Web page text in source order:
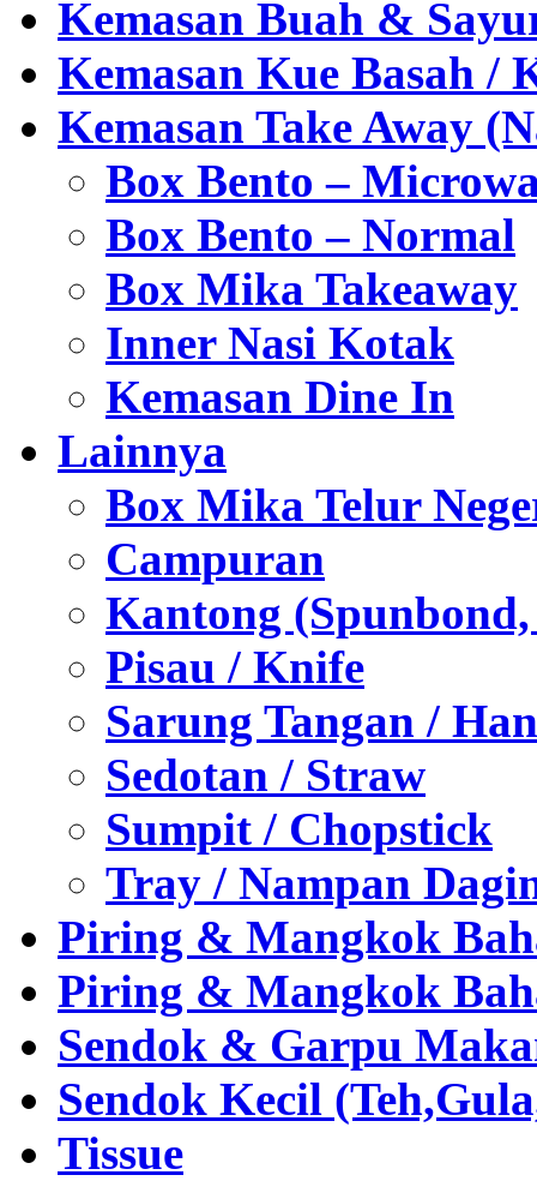
Kemasan Buah &
Kemasan Kue Basah /
Kemasan Take Away
Box Bento –
Box Bento – Normal
Box Mika Takeaway
Inner Nasi Kotak
Kemasan Dine In
Lainnya
Box Mika Telur
Campuran
Kantong
Pisau / Knife
Sarung Tangan /
Sedotan / Straw
Sumpit / Chopstick
Tray / Nampan
Piring & Mangkok
Piring & Mangkok
Sendok & Garpu
Sendok Kecil
Tissue